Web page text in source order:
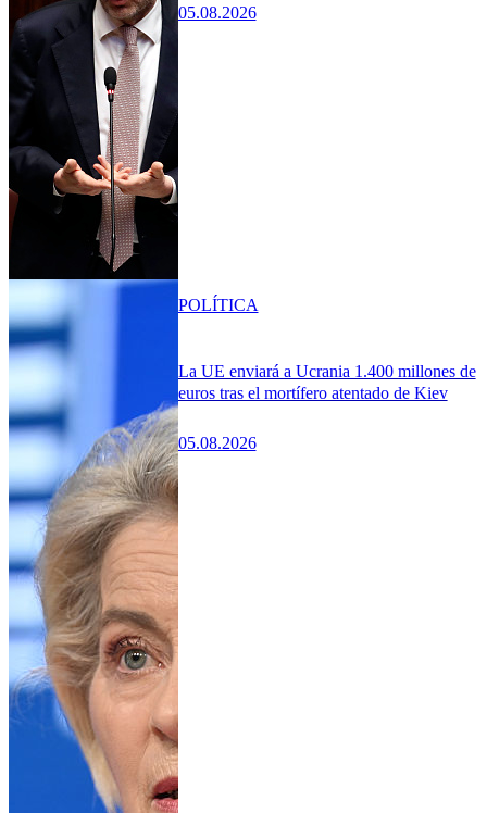
05.08.2026
La UE enviará a Ucrania 1.400 millones de
euros tras el mortífero atentado de Kiev
05.08.2026
POLÍTICA